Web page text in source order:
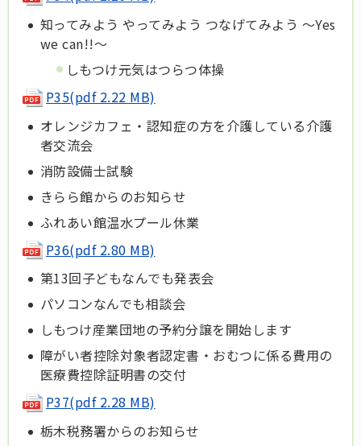
知ってみよう やってみよう つなげてみよう ～Yes
we can!!～
しもつけ元気はつらつ体操
P35(pdf 2.22 MB)
オレンジカフェ・認知症の方を介護している介護
者交流会
消防設備士試験
きらら館からのお知らせ
ふれあい館温水プール休業
P36(pdf 2.80 MB)
第13回子どもなんでも発表会
パソコンなんでも相談会
しもつけ産業団地の予約分譲を開始します
障がい者控除対象者認定書・おむつに係る費用の
医療費控除証明書の交付
P37(pdf 2.28 MB)
栃木税務署からのお知らせ